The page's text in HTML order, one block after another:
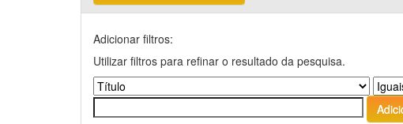
Adicionar filtros:
Utilizar filtros para refinar o resultado da pesquisa.